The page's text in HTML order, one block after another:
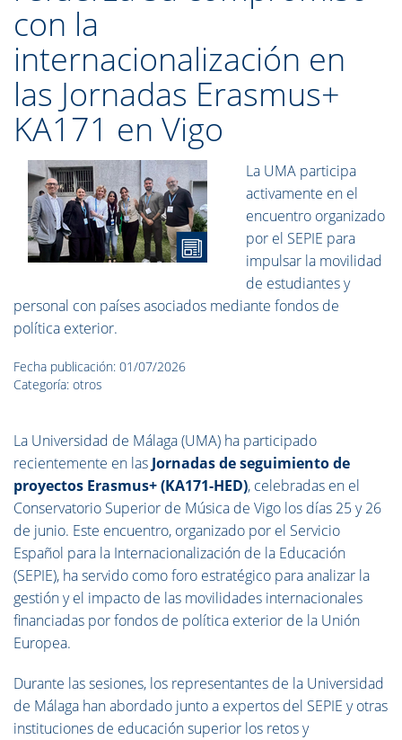
con la
internacionalización en
las Jornadas Erasmus+
KA171 en Vigo
La UMA participa
activamente en el
encuentro organizado
por el SEPIE para
impulsar la movilidad
de estudiantes y
personal con países asociados mediante fondos de
política exterior.
Fecha publicación: 01/07/2026
Categoría: otros
La Universidad de Málaga (UMA) ha participado
recientemente en las Jornadas de seguimiento de
proyectos Erasmus+ (KA171-HED), celebradas en el
Conservatorio Superior de Música de Vigo los días 25 y 26
de junio. Este encuentro, organizado por el Servicio
Español para la Internacionalización de la Educación
(SEPIE), ha servido como foro estratégico para analizar la
gestión y el impacto de las movilidades internacionales
financiadas por fondos de política exterior de la Unión
Europea.
Durante las sesiones, los representantes de la Universidad
de Málaga han abordado junto a expertos del SEPIE y otras
instituciones de educación superior los retos y